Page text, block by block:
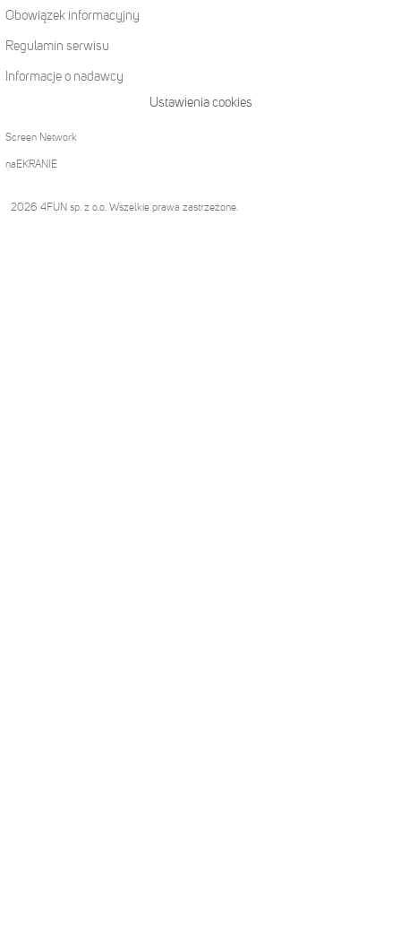
Obowiązek informacyjny
Regulamin serwisu
Informacje o nadawcy
Ustawienia cookies
Screen Network
naEKRANIE
2026 4FUN sp. z o.o. Wszelkie prawa zastrzeżone.